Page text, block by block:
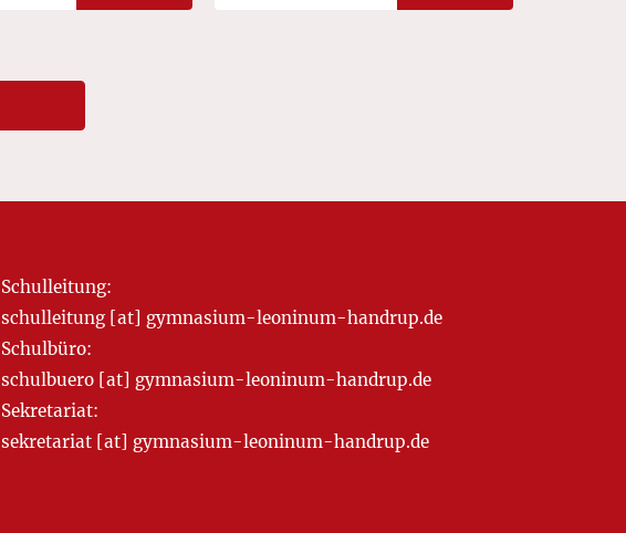
Schulleitung:
schulleitung [at] gymnasium-leoninum-handrup.de
Schulbüro:
schulbuero [at] gymnasium-leoninum-handrup.de
Sekretariat:
sekretariat [at] gymnasium-leoninum-handrup.de